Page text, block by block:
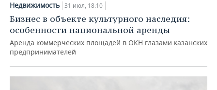
Недвижимость 31 июл, 18:10
Бизнес в объекте культурного наследия:
особенности национальной аренды
Аренда коммерческих площадей в ОКН глазами казанских
предпринимателей